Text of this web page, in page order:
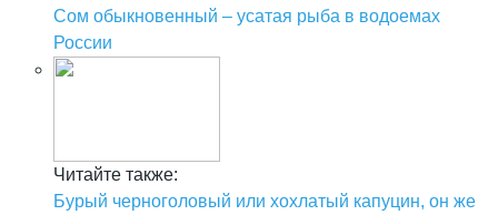
Сом обыкновенный – усатая рыба в водоемах
России
Читайте также:
Бурый черноголовый или хохлатый капуцин, он же